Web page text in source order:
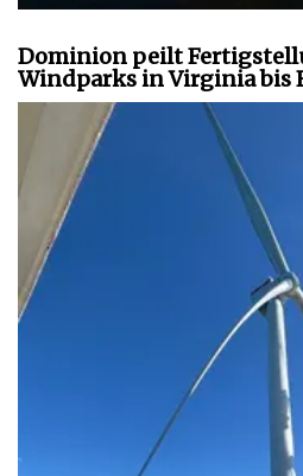
Dominion peilt
Windparks in Virginia bis